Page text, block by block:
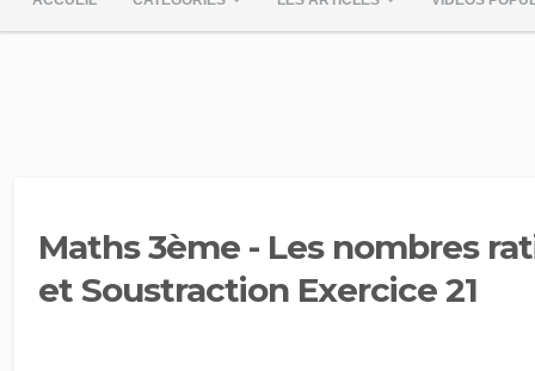
Maths 3ème - Les nombres
et Soustraction Exercice 21